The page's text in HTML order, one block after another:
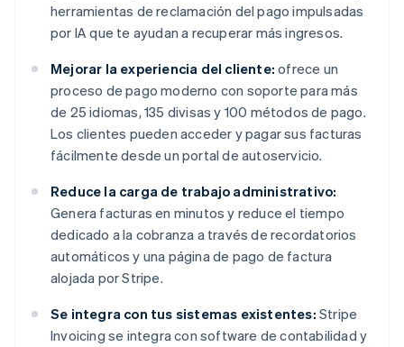
herramientas de reclamación del pago impulsadas
por IA que te ayudan a recuperar más ingresos.
Mejorar la experiencia del cliente: ofrece un
proceso de pago moderno con soporte para más
de 25 idiomas, 135 divisas y 100 métodos de pago.
Los clientes pueden acceder y pagar sus facturas
fácilmente desde un portal de autoservicio.
Reduce la carga de trabajo administrativo:
Genera facturas en minutos y reduce el tiempo
dedicado a la cobranza a través de recordatorios
automáticos y una página de pago de factura
alojada por Stripe.
Se integra con tus sistemas existentes: Stripe
Invoicing se integra con software de contabilidad y